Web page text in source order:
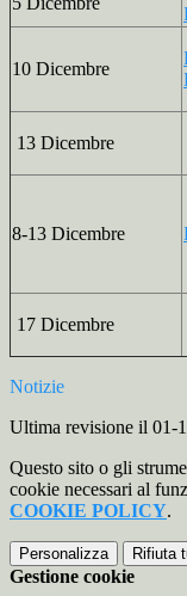
10 Dicembre
13 Dicembre
8-13 Dicembre
17 Dicembre
Notizie
Ultima revisione il 01-
Questo sito o gli
cookie necessari al
COOKIE POLICY.
Personalizza Rifiuta
Gestione cookie